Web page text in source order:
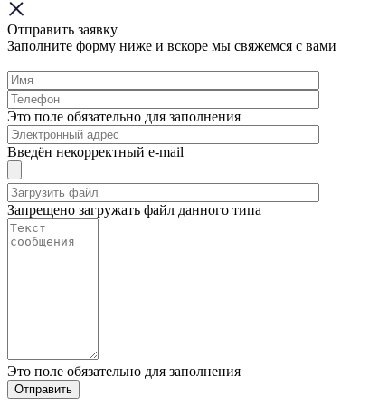
Отправить заявку
Заполните форму ниже и вскоре мы свяжемся с вами
Это поле обязательно для заполнения
Введён некорректный e-mail
Запрещено загружать файл данного типа
Это поле обязательно для заполнения